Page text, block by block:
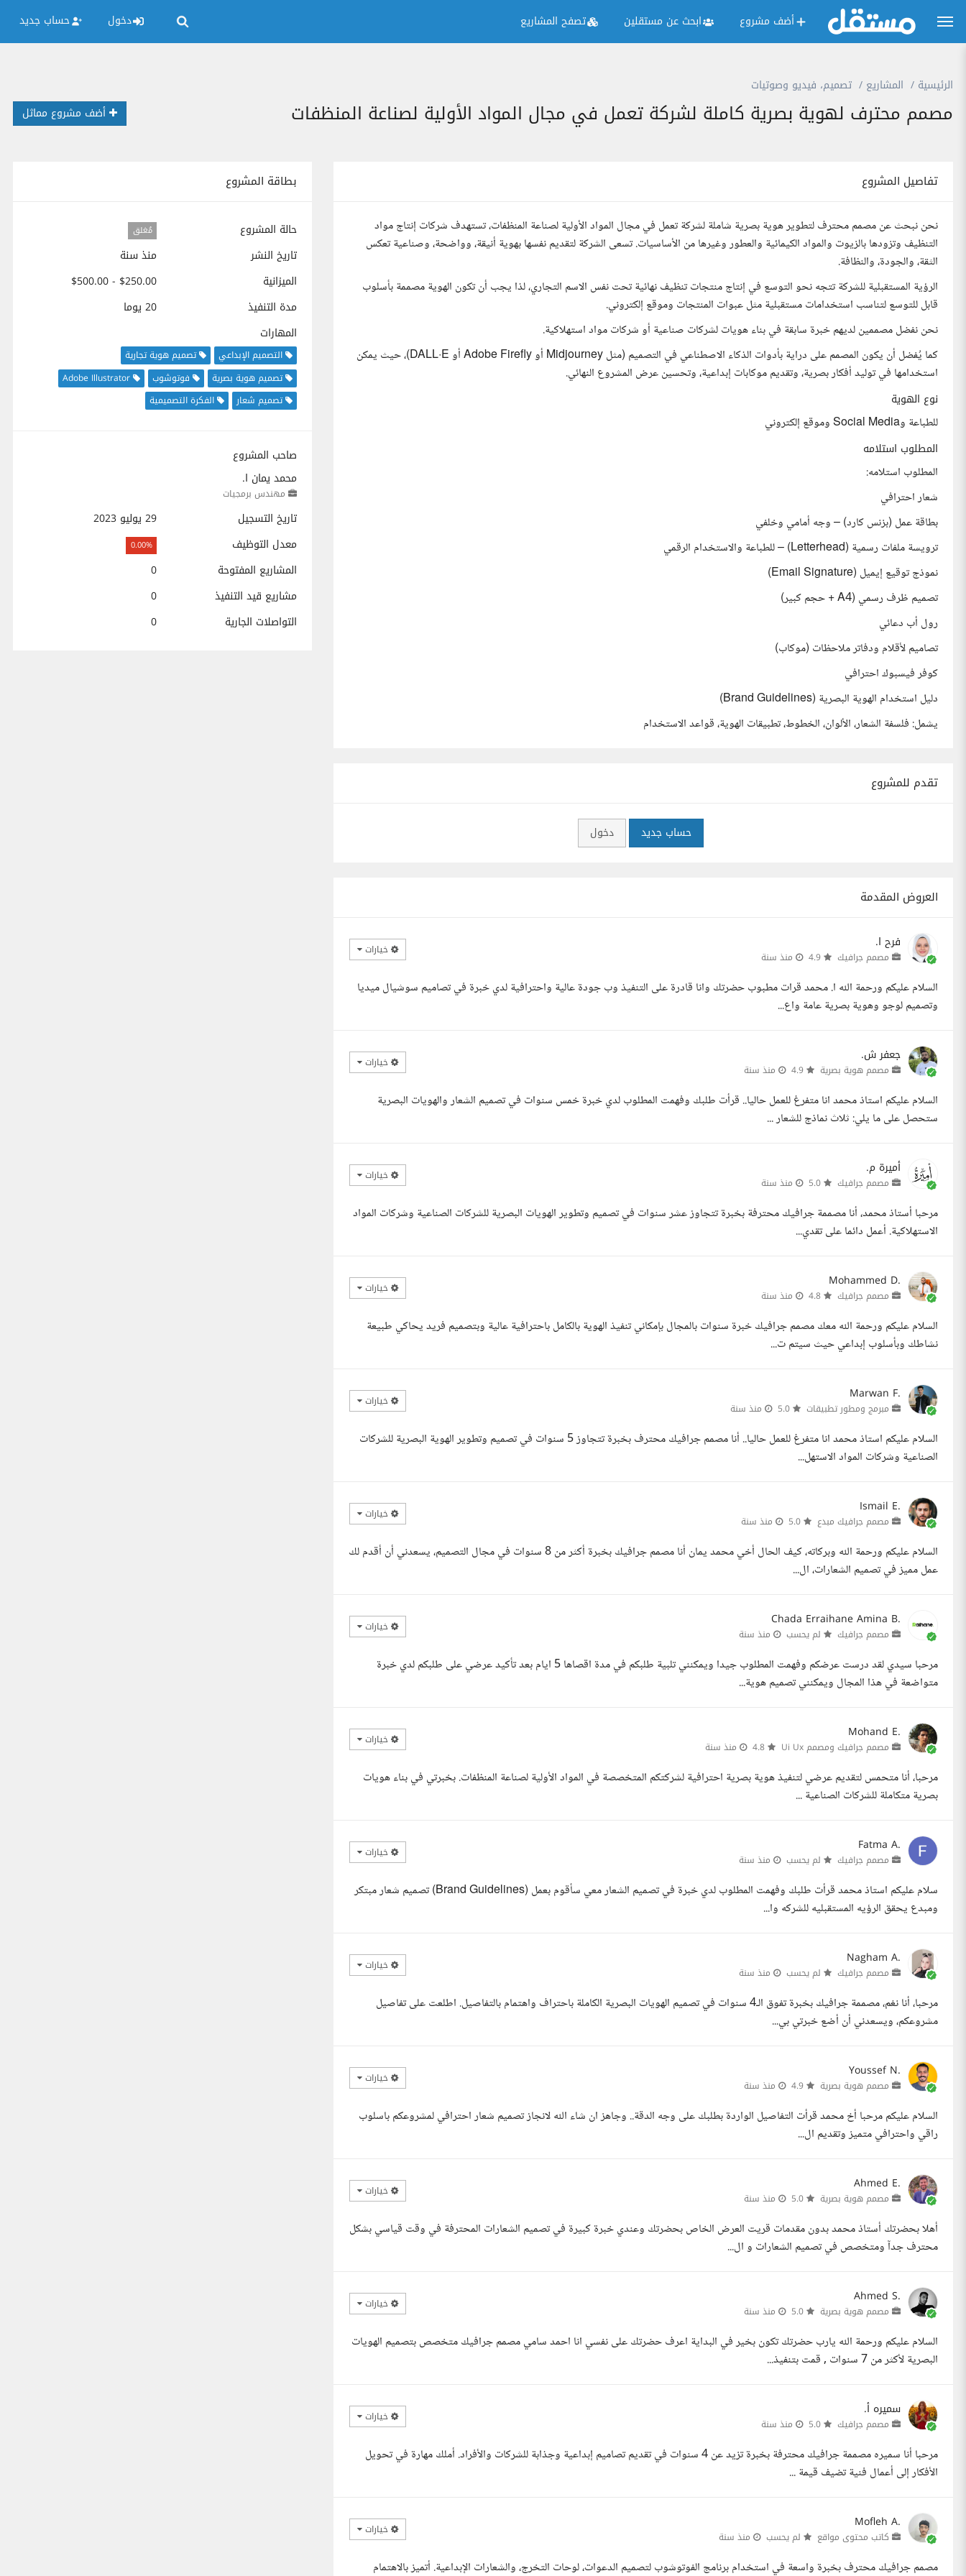
أضف مشروع ابحث عن مستقلين تصفح المشاريع دخول حساب جديد
الرئيسية المشاريع تصميم، فيديو وصوتيات
مصمم محترف لهوية بصرية كاملة لشركة تعمل في مجال المواد الأولية لصناعة المنظفات أضف مشروع مماثل
بطاقة المشروع
حالة المشروع مُغلق
تاريخ النشر
منذ سنة
الميزانية
$250.00 - $500.00
مدة التنفيذ
20 يوما
المهارات
التصميم الإبداعي
تصميم هوية تجارية
تصميم هوية بصرية
فوتوشوب
Adobe Illustrator
تصميم شعار
الفكرة التصميمية
صاحب المشروع
محمد يمان ا.
مهندس برمجيات
تاريخ التسجيل
29 يوليو 2023
معدل التوظيف
0.00%
المشاريع المفتوحة
0
مشاريع قيد التنفيذ
0
التواصلات الجارية
0
تفاصيل المشروع
نحن نبحث عن مصمم محترف لتطوير هوية بصرية شاملة لشركة تعمل في مجال المواد الأولية لصناعة المنظفات، تستهدف شركات إنتاج مواد
التنظيف وتزودها بالزيوت والمواد الكيمائية والعطور وغيرها من الأساسيات. تسعى الشركة لتقديم نفسها بهوية أنيقة، وواضحة، وصناعية تعكس
الثقة، والجودة، والنظافة.
الرؤية المستقبلية للشركة تتجه نحو التوسع في إنتاج منتجات تنظيف نهائية تحت نفس الاسم التجاري، لذا يجب أن تكون الهوية مصممة بأسلوب
قابل للتوسع لتناسب استخدامات مستقبلية مثل عبوات المنتجات وموقع إلكتروني.
نحن نفضل مصممين لديهم خبرة سابقة في بناء هويات لشركات صناعية أو شركات مواد استهلاكية.
كما يُفضل أن يكون المصمم على دراية بأدوات الذكاء الاصطناعي في التصميم (مثل Midjourney أو Adobe Firefly أو DALL·E)، حيث يمكن
استخدامها في توليد أفكار بصرية، وتقديم موكابات إبداعية، وتحسين عرض المشروع النهائي.
نوع الهوية
للطباعة وSocial Media وموقع إلكتروني
المطلوب استلامه
المطلوب استلامه:
شعار احترافي
بطاقة عمل (بزنس كارد) – وجه أمامي وخلفي
ترويسة ملفات رسمية (Letterhead) – للطباعة والاستخدام الرقمي
نموذج توقيع إيميل (Email Signature)
تصميم ظرف رسمي (A4 + حجم كبير)
رول أب دعائي
تصاميم لأقلام ودفاتر ملاحظات (موكاب)
كوفر فيسبوك احترافي
دليل استخدام الهوية البصرية (Brand Guidelines)
يشمل: فلسفة الشعار، الألوان، الخطوط، تطبيقات الهوية، قواعد الاستخدام
تقدم للمشروع
حساب جديد دخول
العروض المقدمة
فرح ا.
مصمم جرافيك منذ سنة خيارات
السلام عليكم ورحمة الله ا. محمد قرات مطبوب حضرتك وانا قادرة على التنفيذ وب جودة عالية واحترافية لدي خبرة في تصاميم سوشيال ميديا
وتصميم لوجو وهوية بصرية عامة واع...
جعفر ش.
مصمم هوية بصرية منذ سنة خيارات
السلام عليكم استاذ محمد انا متفرغ للعمل حاليا.. قرأت طلبك وفهمت المطلوب لدي خبرة خمس سنوات في تصميم الشعار والهويات البصرية
ستحصل على ما يلي: ثلاث نماذج للشعار ...
أميرة م.
مصمم جرافيك منذ سنة خيارات
مرحبا أستاذ محمد، أنا مصممة جرافيك محترفة بخبرة تتجاوز عشر سنوات في تصميم وتطوير الهويات البصرية للشركات الصناعية وشركات المواد
الاستهلاكية. أعمل دائما على تقدي...
Mohammed D.
مصمم جرافيك منذ سنة خيارات
السلام عليكم ورحمة الله معك مصمم جرافيك خبرة سنوات بالمجال بإمكاني تنفيذ الهوية بالكامل باحترافية عالية وبتصميم فريد يحاكي طبيعة
نشاطك وبأسلوب إبداعي حيث سيتم ت...
Marwan F.
مبرمج ومطور تطبيقات منذ سنة خيارات
السلام عليكم استاذ محمد انا متفرغ للعمل حاليا.. أنا مصمم جرافيك محترف بخبرة تتجاوز 5 سنوات في تصميم وتطوير الهوية البصرية للشركات
الصناعية وشركات المواد الاستهل...
Ismail E.
مصمم جرافيك مبدع منذ سنة خيارات
السلام عليكم ورحمة الله وبركاته، كيف الحال أخي محمد يمان أنا مصمم جرافيك بخبرة أكثر من 8 سنوات في مجال التصميم، يسعدني أن أقدم لك
عمل مميز في تصميم الشعارات، ال...
Chada Erraihane Amina B.
مصمم جرافيك لم يحسب منذ سنة خيارات
مرحبا سيدي لقد درست عرضكم وفهمت المطلوب جيدا ويمكنني تلبية طلبكم في مدة اقصاها 5 ايام بعد تأكيد عرضي على طلبكم لدي خبرة
متواضعة في هذا المجال ويمكنني تصميم هوية...
Mohand E.
مصمم جرافيك ومصمم Ui Ux منذ سنة خيارات
مرحبا، أنا متحمس لتقديم عرضي لتنفيذ هوية بصرية احترافية لشركتكم المتخصصة في المواد الأولية لصناعة المنظفات. بخبرتي في بناء هويات
بصرية متكاملة للشركات الصناعية ...
Fatma A.
مصمم جرافيك لم يحسب منذ سنة خيارات
سلام عليكم استاذ محمد قرأت طلبك وفهمت المطلوب لدي خبرة في تصميم الشعار معي سأقوم بعمل (Brand Guidelines) تصميم شعار مبتكر
ومبدع يحقق الرؤيه المستقبليه للشركه وا...
Nagham A.
مصمم جرافيك لم يحسب منذ سنة خيارات
مرحبا، أنا نغم، مصممة جرافيك بخبرة تفوق الـ4 سنوات في تصميم الهويات البصرية الكاملة باحتراف واهتمام بالتفاصيل. اطلعت على تفاصيل
مشروعكم، ويسعدني أن أضع خبرتي بي...
Youssef N.
مصمم هوية بصرية منذ سنة خيارات
السلام عليكم مرحبا أخ محمد قرأت التفاصيل الواردة بطلبك على وجه الدقة.. وجاهز ان شاء الله لانجاز تصميم شعار احترافي لمشروعكم باسلوب
راقي واحترافي متميز وتقديم ال...
Ahmed E.
مصمم هوية بصرية منذ سنة خيارات
أهلا بحضرتك أستاذ محمد بدون مقدمات قريت العرض الخاص بحضرتك وعندي خبرة كبيرة في تصميم الشعارات المحترفة في وقت قياسي بشكل
محترف جدآ ومتخصص في تصميم الشعارات و ال...
Ahmed S.
مصمم هوية بصرية منذ سنة خيارات
السلام عليكم ورحمة الله يارب حضرتك تكون بخير في البداية اعرف حضرتك على نفسي انا احمد سامي مصمم جرافيك متخصص بتصميم الهويات
البصرية لأكثر من 7 سنوات , قمت بتنفيذ...
سميره أ.
مصمم جرافيك منذ سنة خيارات
مرحبا أنا سميره مصممة جرافيك محترفة بخبرة تزيد عن 4 سنوات في تقديم تصاميم إبداعية وجذابة للشركات والأفراد. أملك مهارة في تحويل
الأفكار إلى أعمال فنية تضيف قيمة ...
Mofleh A.
كاتب محتوى مواقع لم يحسب منذ سنة خيارات
مصمم جرافيك محترف بخبرة واسعة في استخدام برنامج الفوتوشوب لتصميم الدعوات، لوحات التخرج، والشعارات الإبداعية. أتميز بالاهتمام